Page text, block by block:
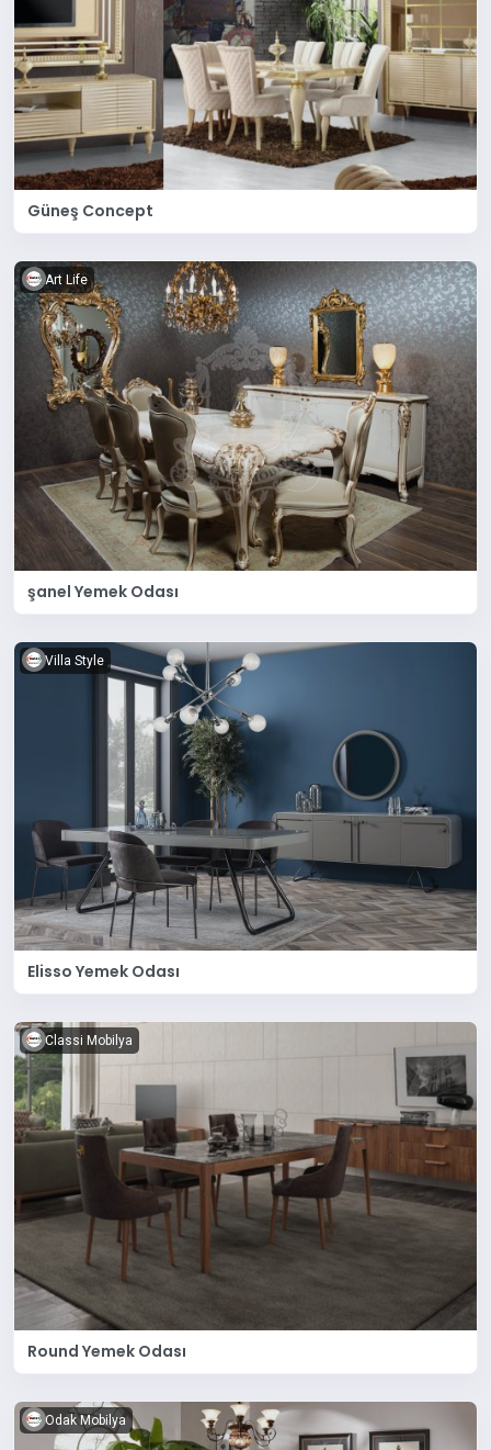
Güneş Concept
Art Life
şanel Yemek Odası
Villa Style
Elisso Yemek Odası
Classi Mobilya
Round Yemek Odası
Odak Mobilya